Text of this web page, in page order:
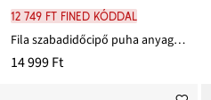
12 749 Ft FINED kóddal
Fila szabadidőcipő puha anyagból
14 999 Ft